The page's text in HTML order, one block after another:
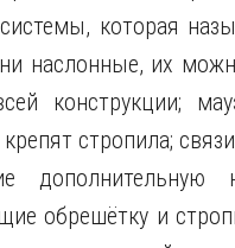
которая
наслонные, их
конструкции;
стропила;
дополнительную
обрешётку и